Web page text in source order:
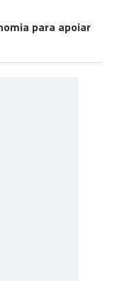
para apoiar